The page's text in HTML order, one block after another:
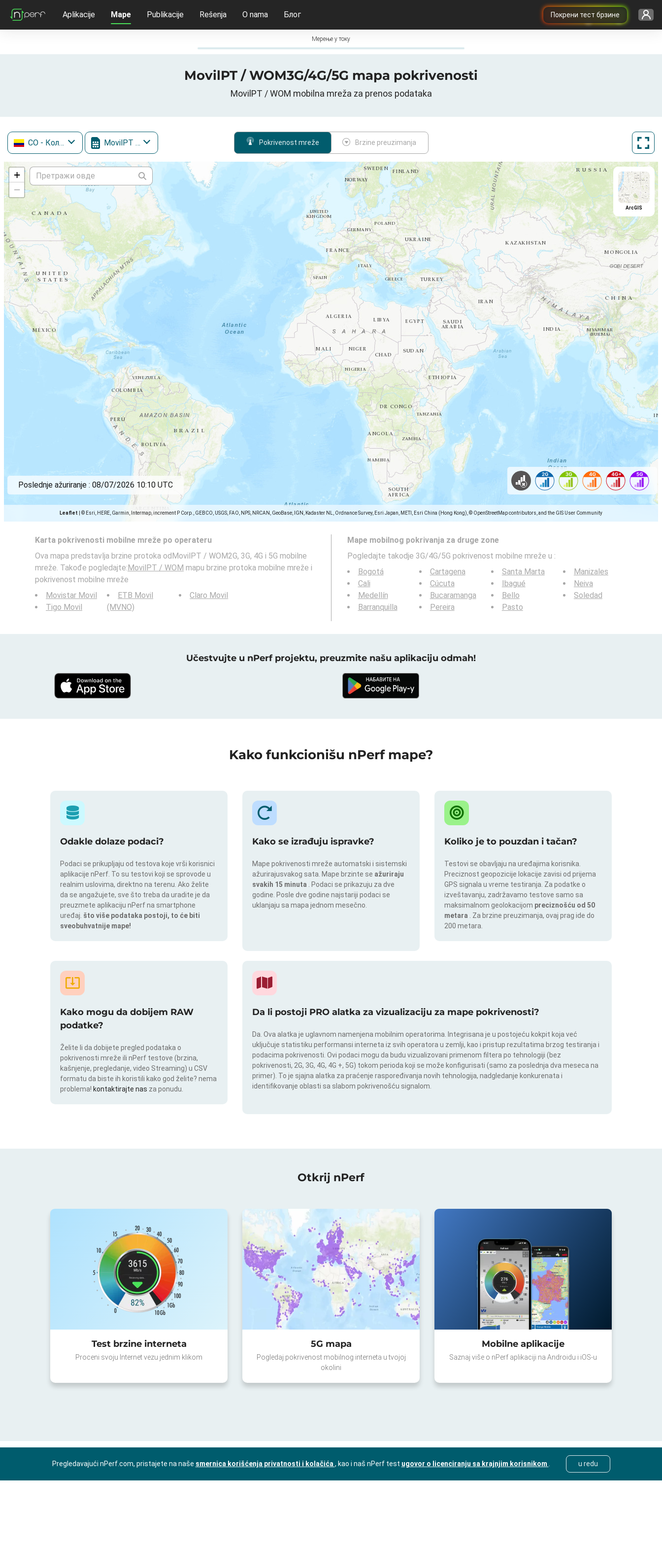
Покрени тест брзине
Aplikacije Mape Publikacije Rešenja O nama Блог
Мерење у току
MovilPT / WOM3G/4G/5G mapa pokrivenosti
MovilPT / WOM mobilna mreža za prenos podataka
CO - Колумбија MovilPT / WOM Pokrivenost mreže Brzine preuzimanja
+
−
Leaflet © Esri, HERE, Garmin, Intermap, increment P Corp., GEBCO, USGS, FAO, NPS, NRCAN, GeoBase, IGN, Kadaster NL, Ordnance Survey, Esri Japan, METI, Esri China (Hong Kong), © OpenStreetMap contributors, and the GIS User Community
ArcGIS
Poslednje ažuriranje : 08/07/2026 10:10 UTC
Karta pokrivenosti mobilne mreže po operateru
Ova mapa predstavlja brzine protoka odMovilPT / WOM2G, 3G, 4G i 5G mobilne
mreže. Takođe pogledajte:MovilPT / WOM mapu brzine protoka mobilne mreže i
pokrivenost mobilne mreže
Movistar Movil
Tigo Movil
ETB Movil
(MVNO)
Claro Movil
Mape mobilnog pokrivanja za druge zone
Pogledajte takodje 3G/4G/5G pokrivenost mobilne mreže u :
Bogotá
Cali
Medellín
Barranquilla
Cartagena
Cúcuta
Bucaramanga
Pereira
Santa Marta
Ibagué
Bello
Pasto
Manizales
Neiva
Soledad
Učestvujte u nPerf projektu, preuzmite našu aplikaciju odmah!
Kako funkcionišu nPerf mape?
Odakle dolaze podaci?
Podaci se prikupljaju od testova koje vrši korisnici
aplikacije nPerf. To su testovi koji se sprovode u
realnim uslovima, direktno na terenu. Ako želite
da se angažujete, sve što treba da uradite je da
preuzmete aplikaciju nPerf na smartphone
uređaj. što više podataka postoji, to će biti
sveobuhvatnije mape!
Kako se izrađuju ispravke?
Mape pokrivenosti mreže automatski i sistemski
ažurirajusvakog sata. Mape brzinte se ažuriraju
svakih 15 minuta
. Podaci se prikazuju za dve
godine. Posle dve godine najstariji podaci se
uklanjaju sa mapa jednom mesečno.
Koliko je to pouzdan i tačan?
Testovi se obavljaju na uređajima korisnika.
Preciznost geopozicije lokacije zavisi od prijema
GPS signala u vreme testiranja. Za podatke o
izveštavanju, zadržavamo testove samo sa
maksimalnom geolokacijom preciznošću od 50
metara
. Za brzine preuzimanja, ovaj prag ide do
200 metara.
Kako mogu da dobijem RAW
podatke?
Želite li da dobijete pregled podataka o
pokrivenosti mreže ili nPerf testove (brzina,
kašnjenje, pregledanje, video Streaming) u CSV
formatu da biste ih koristili kako god želite? nema
problema! kontaktirajte nas za ponudu.
Da li postoji PRO alatka za vizualizaciju za mape pokrivenosti?
Da. Ova alatka je uglavnom namenjena mobilnim operatorima. Integrisana je u postojeću kokpit koja već
uključuje statistiku performansi interneta iz svih operatora u zemlji, kao i pristup rezultatima brzog testiranja i
podacima pokrivenosti. Ovi podaci mogu da budu vizualizovani primenom filtera po tehnologiji (bez
pokrivenosti, 2G, 3G, 4G, 4G +, 5G) tokom perioda koji se može konfigurisati (samo za poslednja dva meseca na
primer). To je sjajna alatka za praćenje raspoređivanja novih tehnologija, nadgledanje konkurenata i
identifikovanje oblasti sa slabom pokrivenošću signalom.
Otkrij nPerf
Test brzine interneta
Proceni svoju Internet vezu jednim klikom
5G mapa
Pogledaj pokrivenost mobilnog interneta u tvojoj
okolini
Mobilne aplikacije
Saznaj više o nPerf aplikaciji na Androidu i iOS-u
Pregledavajući nPerf.com, pristajete na naše smernica korišćenja privatnosti i kolačića , kao i naš nPerf test ugovor o licenciranju sa krajnjim korisnikom u redu